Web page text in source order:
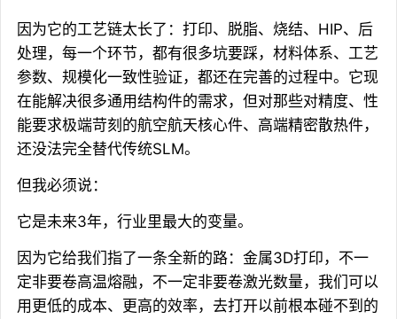
因为它的工艺链太长了：打印、脱脂、烧结、HIP、后
处理，每一个环节，都有很多坑要踩，材料体系、工艺
参数、规模化一致性验证，都还在完善的过程中。它现
在能解决很多通用结构件的需求，但对那些对精度、性
能要求极端苛刻的航空航天核心件、高端精密散热件，
还没法完全替代传统SLM。
但我必须说：
它是未来3年，行业里最大的变量。
因为它给我们指了一条全新的路：金属3D打印，不一
定非要卷高温熔融，不一定非要卷激光数量，我们可以
用更低的成本、更高的效率，去打开以前根本碰不到的